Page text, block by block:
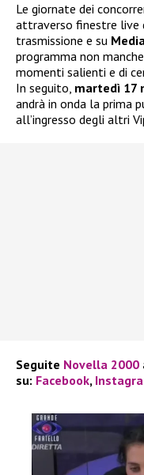
Le giornate dei
attraverso finestre live
trasmissione e su
programma non
momenti salienti e di
In seguito, martedì 17
andrà in onda la prima
all’ingresso degli altri
Seguite Novella 2000
su: Facebook,